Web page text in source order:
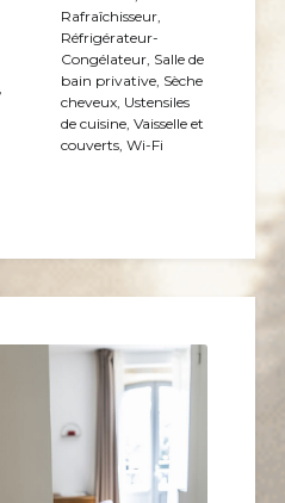
Rafraîchisseur
Réfrigérateur-
Congélateur Salle de
bain privative Sèche
cheveux Ustensiles
de cuisine Vaisselle et
couverts Wi-Fi